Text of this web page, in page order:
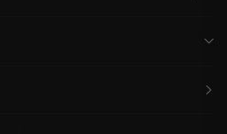
en la App Store de iOS.